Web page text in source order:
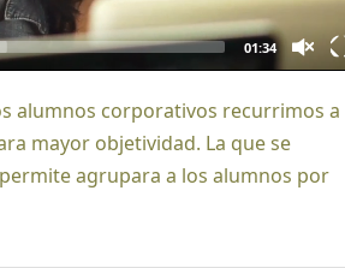
convierte el inglés en una
y orientada a resultados.
este proceso junto a la empresa
un impacto real en el desempeño
01:34
alumnos corporativos recurrimos a
mayor objetividad. La que se
agrupara a los alumnos por